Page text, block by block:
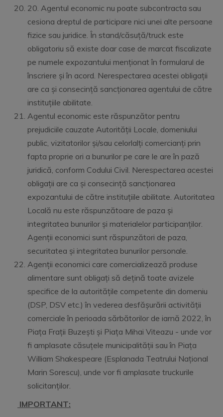
20. Agentul economic nu poate subcontracta sau
cesiona dreptul de participare nici unei alte persoane
fizice sau juridice. În stand/căsuță/truck este
obligatoriu să existe doar case de marcat fiscalizate
pe numele expozantului menționat în formularul de
înscriere și în acord. Nerespectarea acestei obligații
are ca și consecință sancționarea agentului de către
instituțiile abilitate.
Agentul economic este răspunzător pentru
prejudiciile cauzate Autorității Locale, domeniului
public, vizitatorilor și/sau celorlalți comercianți prin
fapta proprie ori a bunurilor pe care le are în pază
juridică, conform Codului Civil. Nerespectarea acestei
obligații are ca și consecință sancționarea
expozantului de către instituțiile abilitate. Autoritatea
Locală nu este răspunzătoare de paza și
integritatea bunurilor și materialelor participanților.
Agenții economici sunt răspunzători de paza,
securitatea și integritatea bunurilor personale.
Agenții economici care comercializează produse
alimentare sunt obligați să dețină toate avizele
specifice de la autoritățile competente din domeniu
(DSP, DSV etc.) în vederea desfășurării activității
comerciale în perioada sărbătorilor de iarnă 2022, în
Piața Frații Buzești și Piața Mihai Viteazu - unde vor
fi amplasate căsuțele municipalității sau în Piața
William Shakespeare (Esplanada Teatrului Național
Marin Sorescu), unde vor fi amplasate truckurile
solicitanților.
IMPORTANT: